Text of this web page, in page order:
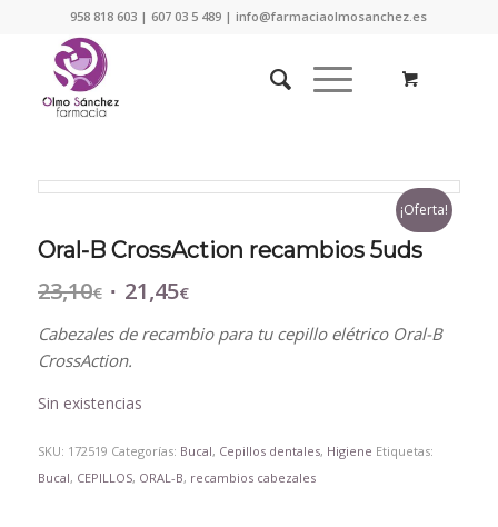
958 818 603 | 607 03 5 489 | info@farmaciaolmosanchez.es
¡Oferta!
Oral-B CrossAction recambios 5uds
23,10€ El
original
era:
23,10€.
21,45€El
actual
Cabezales de recambio para tu cepillo elétrico Oral-B
CrossAction.
Sin existencias
SKU: 172519 Categorías: Bucal, Cepillos dentales, Higiene Etiquetas:
Bucal, CEPILLOS, ORAL-B, recambios cabezales